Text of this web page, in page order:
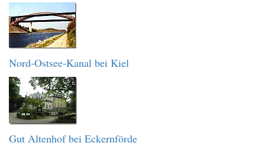
Nord-Ostsee-Kanal bei Kiel
Gut Altenhof bei Eckernförde